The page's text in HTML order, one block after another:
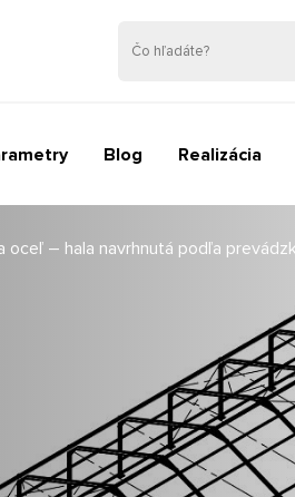
Blog Realizácia
oceľ – hala navrhnutá podľa